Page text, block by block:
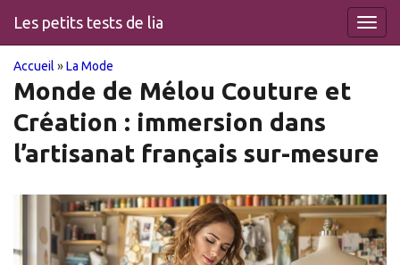
Skip
main
content
Les petits tests de lia
You
are
here
Accueil »La Mode
Monde de Mélou Couture et
Création : immersion dans
l’artisanat français sur-mesure